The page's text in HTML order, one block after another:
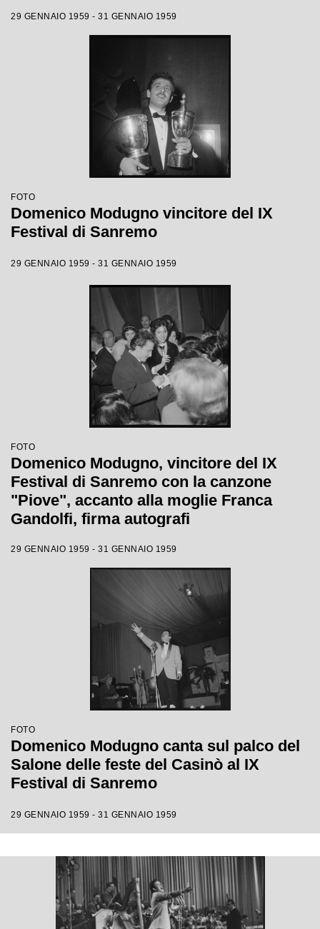
29 GENNAIO 1959 - 31 GENNAIO 1959
FOTO
Domenico Modugno vincitore del IX
Festival di Sanremo
29 GENNAIO 1959 - 31 GENNAIO 1959
FOTO
Domenico Modugno, vincitore del IX
Festival di Sanremo con la canzone
"Piove", accanto alla moglie Franca
Gandolfi, firma autografi
29 GENNAIO 1959 - 31 GENNAIO 1959
FOTO
Domenico Modugno canta sul palco del
Salone delle feste del Casinò al IX
Festival di Sanremo
29 GENNAIO 1959 - 31 GENNAIO 1959